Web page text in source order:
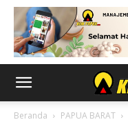
Beranda PAPUA BARAT